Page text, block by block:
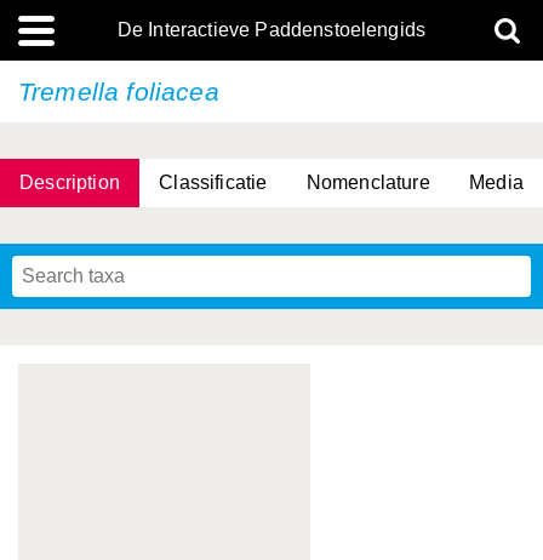
De Interactieve Paddenstoelengids
Tremella foliacea
Description Classificatie Nomenclature Media